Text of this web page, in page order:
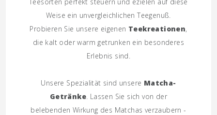
Weise ein unvergleichlichen Teegenuß.
Probieren Sie unsere eigenen Teekreationen,
die kalt oder warm getrunken ein besonderes
Erlebnis sind.
Unsere Spezialität sind unsere Matcha-
Getränke. Lassen Sie sich von der
belebenden Wirkung des Matchas verzaubern -